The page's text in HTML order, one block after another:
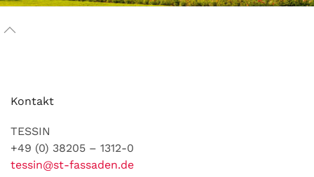
Kontakt
TESSIN
+49 (0) 38205 – 1312-0
tessin@st-fassaden.de